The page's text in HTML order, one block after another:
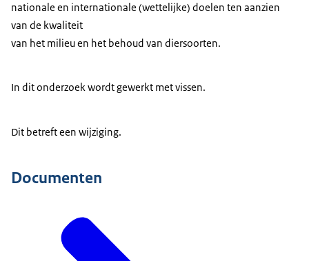
nationale en internationale (wettelijke) doelen ten aanzien
van de kwaliteit
van het milieu en het behoud van diersoorten.
In dit onderzoek wordt gewerkt met vissen.
Dit betreft een wijziging.
Documenten